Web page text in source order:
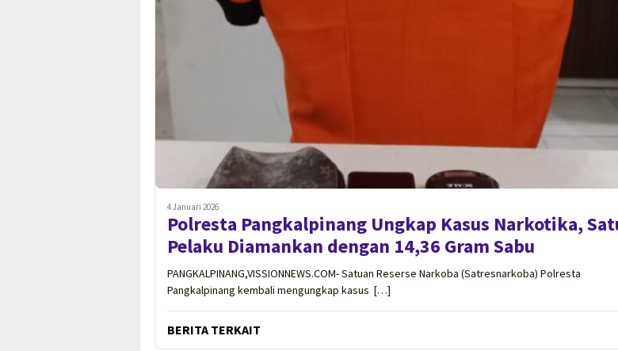
4 Januari 2026
Polresta Pangkalpinang Ungkap Kasus Narkotika,
Pelaku Diamankan dengan 14,36 Gram Sabu
PANGKALPINANG,VISSIONNEWS.COM- Satuan Reserse Narkoba (Satresnarkoba) Polresta
Pangkalpinang kembali mengungkap kasus […]
BERITA TERKAIT